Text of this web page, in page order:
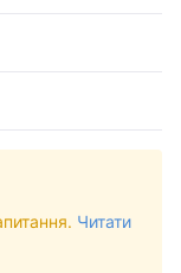
Читати